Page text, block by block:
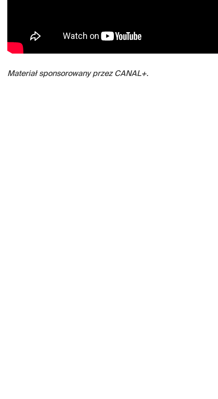
Materiał sponsorowany przez CANAL+.